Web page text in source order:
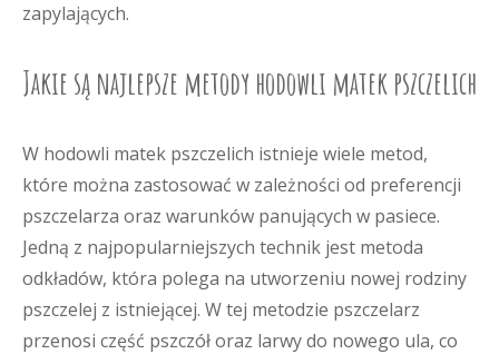
zapylających.
Jakie są najlepsze metody hodowli matek pszczelich
W hodowli matek pszczelich istnieje wiele metod,
które można zastosować w zależności od preferencji
pszczelarza oraz warunków panujących w pasiece.
Jedną z najpopularniejszych technik jest metoda
odkładów, która polega na utworzeniu nowej rodziny
pszczelej z istniejącej. W tej metodzie pszczelarz
przenosi część pszczół oraz larwy do nowego ula, co